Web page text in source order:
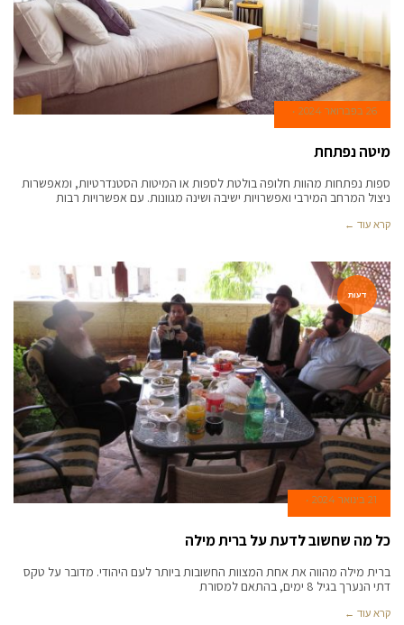
26 בפברואר 2024
מיטה נפתחת
ספות נפתחות מהוות חלופה בולטת לספות או המיטות הסטנדרטיות, ומאפשרות
ניצול המרחב המירבי ואפשרויות ישיבה ושינה מגוונות. עם אפשרויות רבות
קרא עוד ←
דעות
21 בינואר 2024
כל מה שחשוב לדעת על ברית מילה
ברית מילה מהווה את אחת המצוות החשובות ביותר לעם היהודי. מדובר על טקס
דתי הנערך בגיל 8 ימים, בהתאם למסורת
קרא עוד ←